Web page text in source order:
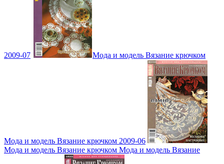
2009-07 Мода и модель Вязание крючком
Мода и модель Вязание крючком 2009-06
Мода и модель Вязание крючком Мода и модель Вязание